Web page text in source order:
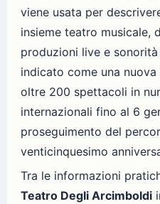
viene usata per
insieme teatro musicale,
produzioni live e
indicato come una
oltre 200 spettacoli in
internazionali fino al 6
proseguimento del
venticinquesimo
Tra le informazioni
Teatro Degli Arcimboldi